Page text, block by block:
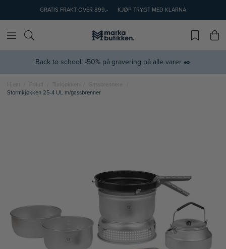
GRATIS FRAKT OVER 899,- KJØP TRYGT MED KLARNA
Back to school! -50% på gravering på alle varer ✒️
Hjem Friluft Turkjøkken
Stormkjøkken 25-4 UL m/gassbrenner